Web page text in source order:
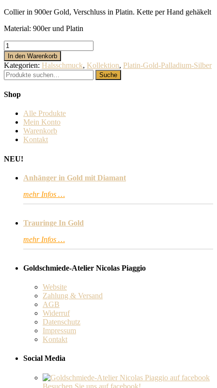
Collier in 900er Gold, Verschluss in Platin. Kette per Hand gehäkelt
Material: 900er und Platin
Collier
in
900er
Gold
mit
Menge
In den Warenkorb
Kategorien: Halsschmuck, Kollektion, Platin-Gold-Palladium-Silber
Suche
nach:
Suche
Shop
Alle Produkte
Mein Konto
Warenkorb
Kontakt
NEU!
Anhänger in Gold mit Diamant
mehr Infos …
Trauringe In Gold
mehr Infos …
Goldschmiede-Atelier Nicolas Piaggio
Website
Zahlung & Versand
AGB
Widerruf
Datenschutz
Impressum
Kontakt
Social Media
Besuchen Sie uns auf facebook!